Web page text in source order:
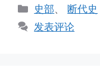
分
类
史部、 断代史
发表评论